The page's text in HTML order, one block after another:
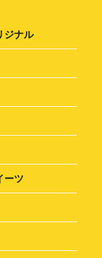
ジナル
ーツ